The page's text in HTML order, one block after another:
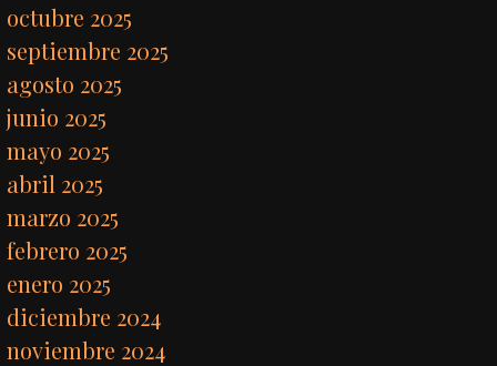
octubre 2025
septiembre 2025
agosto 2025
junio 2025
mayo 2025
abril 2025
marzo 2025
febrero 2025
enero 2025
diciembre 2024
noviembre 2024